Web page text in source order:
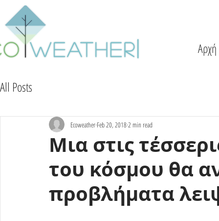
Αρχή
All Posts
Μια στις
του κόσμου θα
προβλήματα
Ecoweather Feb 20, 2018 2 min read